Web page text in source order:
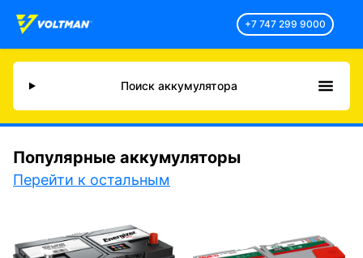
+7 747 299 9000
Поиск аккумулятора
Популярные аккумуляторы
Перейти к остальным